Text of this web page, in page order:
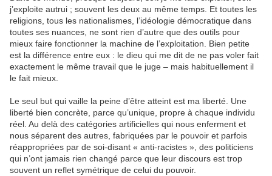
j’exploite autrui ; souvent les deux au même temps. Et toutes les
religions, tous les nationalismes, l’idéologie démocratique dans
toutes ses nuances, ne sont rien d’autre que des outils pour
mieux faire fonctionner la machine de l’exploitation. Bien petite
est la différence entre eux : le dieu qui me dit de ne pas voler fait
exactement le même travail que le juge – mais habituellement il
le fait mieux.
Le seul but qui vaille la peine d’être atteint est ma liberté. Une
liberté bien concrète, parce qu’unique, propre à chaque individu
réel. Au delà des catégories artificielles qui nous enferment et
nous séparent des autres, fabriquées par le pouvoir et parfois
réappropriées par de soi-disant « anti-racistes », des politiciens
qui n’ont jamais rien changé parce que leur discours est trop
souvent un reflet symétrique de celui du pouvoir.